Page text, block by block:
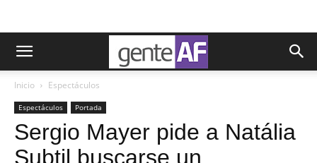
Inicio Espectáculos
Espectáculos Portada
Sergio Mayer pide a Natália
Subtil buscarse un